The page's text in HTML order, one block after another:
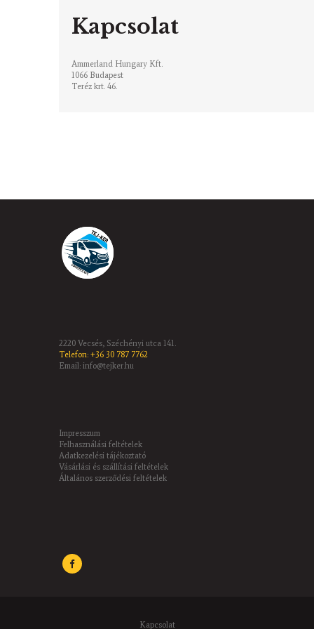
Kapcsolat
Ammerland Hungary Kft.
1066 Budapest
Teréz krt. 46.
2220 Vecsés, Széchényi utca 141.
Telefon: +36 30 787 7762
Email: info@tejker.hu
Impresszum
Felhasználási feltételek
Adatkezelési tájékoztató
Vásárlási és szállítási feltételek
Általános szerződési feltételek
Kapcsolat